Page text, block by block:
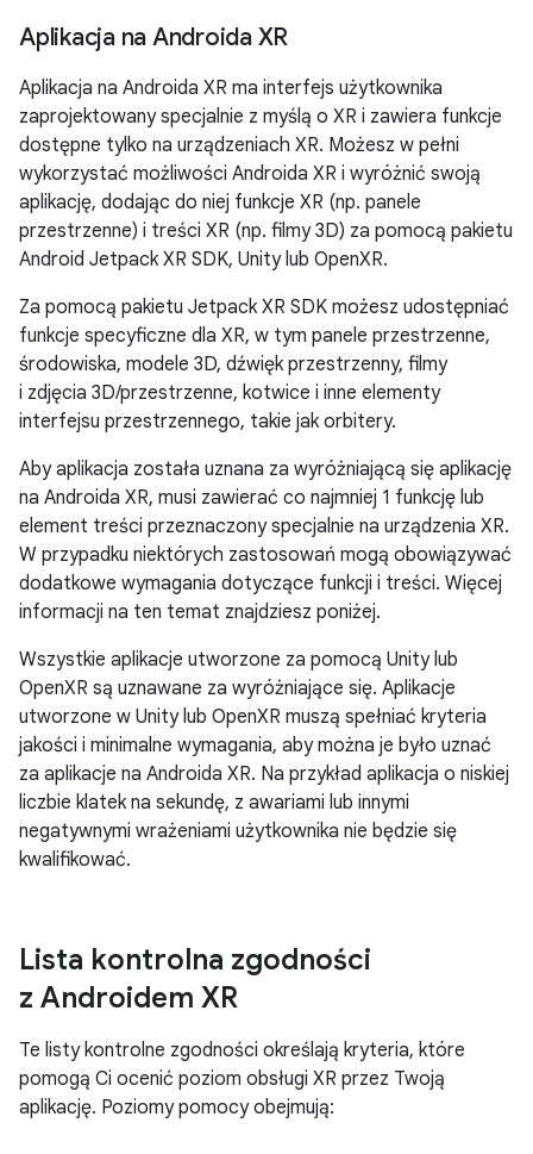
Aplikacja na Androida XR
Aplikacja na Androida XR ma interfejs użytkownika
zaprojektowany specjalnie z myślą o XR i zawiera funkcje
dostępne tylko na urządzeniach XR. Możesz w pełni
wykorzystać możliwości Androida XR i wyróżnić swoją
aplikację, dodając do niej funkcje XR (np. panele
przestrzenne) i treści XR (np. filmy 3D) za pomocą pakietu
Android Jetpack XR SDK, Unity lub OpenXR.
Za pomocą pakietu Jetpack XR SDK możesz udostępniać
funkcje specyficzne dla XR, w tym panele przestrzenne,
środowiska, modele 3D, dźwięk przestrzenny, filmy
i zdjęcia 3D/przestrzenne, kotwice i inne elementy
interfejsu przestrzennego, takie jak orbitery.
Aby aplikacja została uznana za wyróżniającą się aplikację
na Androida XR, musi zawierać co najmniej 1 funkcję lub
element treści przeznaczony specjalnie na urządzenia XR.
W przypadku niektórych zastosowań mogą obowiązywać
dodatkowe wymagania dotyczące funkcji i treści. Więcej
informacji na ten temat znajdziesz poniżej.
Wszystkie aplikacje utworzone za pomocą Unity lub
OpenXR są uznawane za wyróżniające się. Aplikacje
utworzone w Unity lub OpenXR muszą spełniać kryteria
jakości i minimalne wymagania, aby można je było uznać
za aplikacje na Androida XR. Na przykład aplikacja o niskiej
liczbie klatek na sekundę, z awariami lub innymi
negatywnymi wrażeniami użytkownika nie będzie się
kwalifikować.
Lista kontrolna zgodności
z Androidem XR
Te listy kontrolne zgodności określają kryteria, które
pomogą Ci ocenić poziom obsługi XR przez Twoją
aplikację. Poziomy pomocy obejmują: